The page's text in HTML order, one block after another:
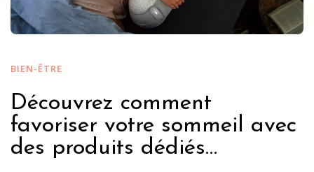
BIEN-ÊTRE
Découvrez comment
favoriser votre sommeil avec
des produits dédiés…